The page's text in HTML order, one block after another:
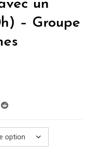
un
– Groupe